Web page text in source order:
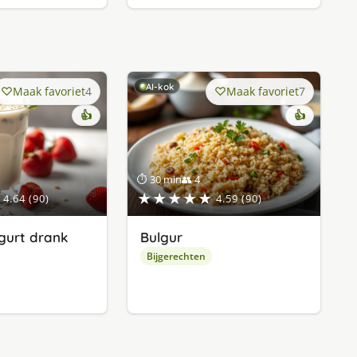
4.64 (90)
Maak favoriet4
👍
drank
AI-kok
⏱ 30 min👥 4
★★★★★ 4.59 (90)
Maak favoriet7
👍
Bulgur
Bijgerechten